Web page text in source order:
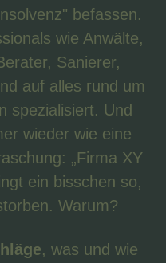
befassen.
wie Anwälte,
Sanierer,
auf alles rund um
spezialisiert. Und
wieder wie eine
„Firma XY
ein bisschen so,
Warum?
, was und wie